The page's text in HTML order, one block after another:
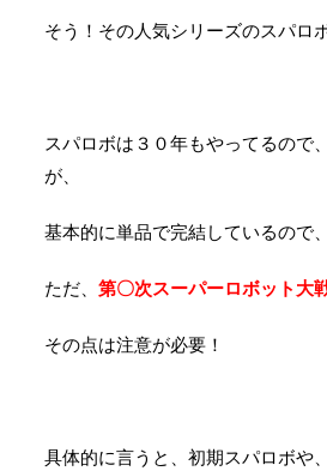
そう！その人気シリーズのスパロ
スパロボは３０年もやってるので
が、
基本的に単品で完結しているので
ただ、 第〇次スーパーロボット大
その点は注意が必要！
具体的に言うと、初期スパロボや